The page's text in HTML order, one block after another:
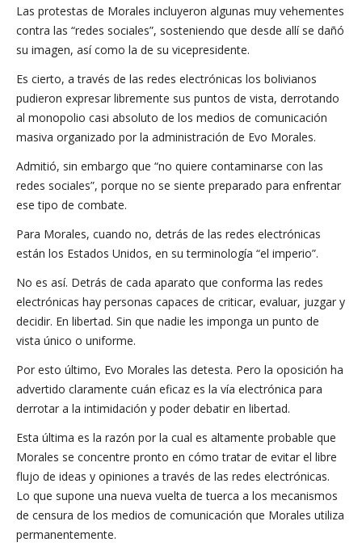
Las protestas de Morales incluyeron algunas muy vehementes
contra las “redes sociales”, sosteniendo que desde allí se dañó
su imagen, así como la de su vicepresidente.
Es cierto, a través de las redes electrónicas los bolivianos
pudieron expresar libremente sus puntos de vista, derrotando
al monopolio casi absoluto de los medios de comunicación
masiva organizado por la administración de Evo Morales.
Admitió, sin embargo que “no quiere contaminarse con las
redes sociales”, porque no se siente preparado para enfrentar
ese tipo de combate.
Para Morales, cuando no, detrás de las redes electrónicas
están los Estados Unidos, en su terminología “el imperio”.
No es así. Detrás de cada aparato que conforma las redes
electrónicas hay personas capaces de criticar, evaluar, juzgar y
decidir. En libertad. Sin que nadie les imponga un punto de
vista único o uniforme.
Por esto último, Evo Morales las detesta. Pero la oposición ha
advertido claramente cuán eficaz es la vía electrónica para
derrotar a la intimidación y poder debatir en libertad.
Esta última es la razón por la cual es altamente probable que
Morales se concentre pronto en cómo tratar de evitar el libre
flujo de ideas y opiniones a través de las redes electrónicas.
Lo que supone una nueva vuelta de tuerca a los mecanismos
de censura de los medios de comunicación que Morales utiliza
permanentemente.